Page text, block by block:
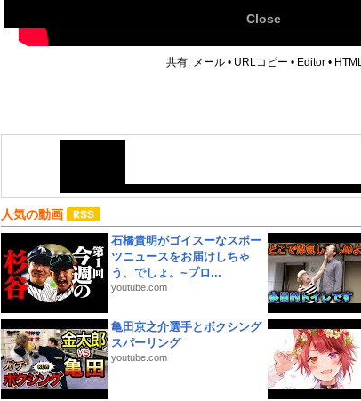
Close
共有: メール • URLコピー • Editor •
人気の動画
石橋貴明がゴイスーなスポー
ツニュースをお届けしちゃ
う、でしょ。~プロ...
youtube.com
亀田京之介選手とボクシング
スパーリング
youtube.com